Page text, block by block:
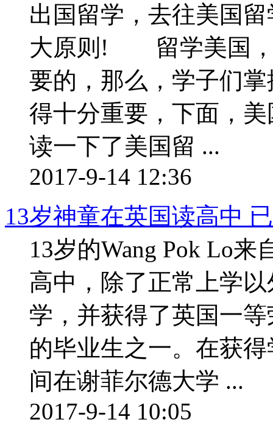
出国留学，去往美国
大原则! 留学美国，
要的，那么，学子们
得十分重要，下面，
读一下了美国留 ...
2017-9-14 12:36
13岁神童在英国读高中
13岁的Wang Pok Lo
高中，除了正常上学
学，并获得了英国一
的毕业生之一。在获
间在谢菲尔德大学 ...
2017-9-14 10:05